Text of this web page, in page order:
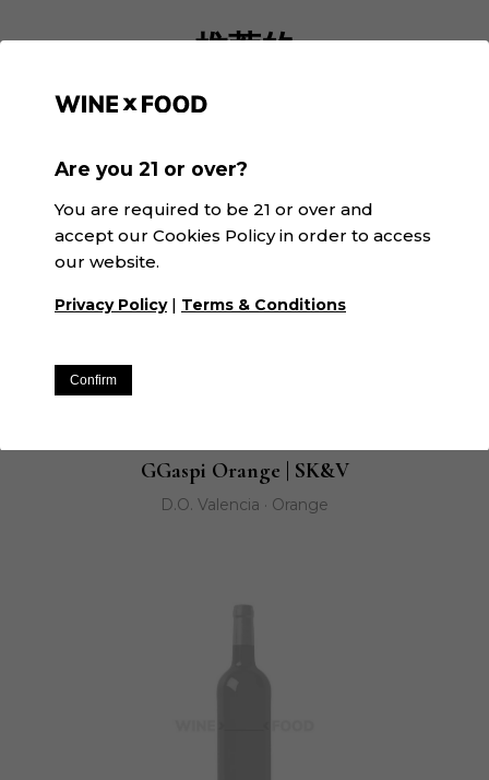
推荐的
GGaspi Orange | SK&V
D.O. Valencia · Orange
Are you 21 or over?
You are required to be 21 or over and
accept our Cookies Policy in order to access
our website.
Privacy Policy| Terms & Conditions
Confirm